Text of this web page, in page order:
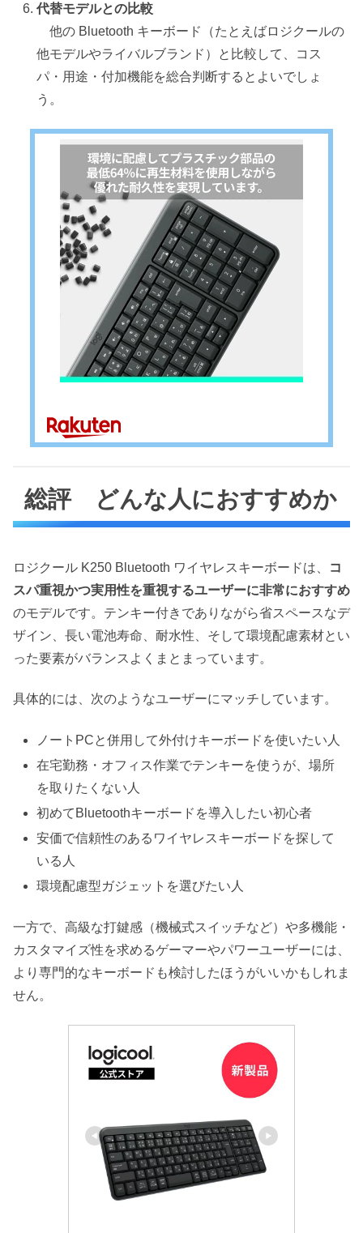
代替モデルとの比較
他の Bluetooth キーボード（たとえばロジクールの
他モデルやライバルブランド）と比較して、コス
パ・用途・付加機能を総合判断するとよいでしょ
う。
総評 どんな人におすすめか
ロジクール K250 Bluetooth ワイヤレスキーボードは、
コ
スパ重視かつ実用性を重視するユーザーに非常におすすめ
のモデルです。テンキー付きでありながら省スペースなデ
ザイン、長い電池寿命、耐水性、そして環境配慮素材とい
った要素がバランスよくまとまっています。
具体的には、次のようなユーザーにマッチしています。
ノートPCと併用して外付けキーボードを使いたい人
在宅勤務・オフィス作業でテンキーを使うが、場所
を取りたくない人
初めてBluetoothキーボードを導入したい初心者
安価で信頼性のあるワイヤレスキーボードを探して
いる人
環境配慮型ガジェットを選びたい人
一方で、高級な打鍵感（機械式スイッチなど）や多機能・
カスタマイズ性を求めるゲーマーやパワーユーザーには、
より専門的なキーボードも検討したほうがいいかもしれま
せん。